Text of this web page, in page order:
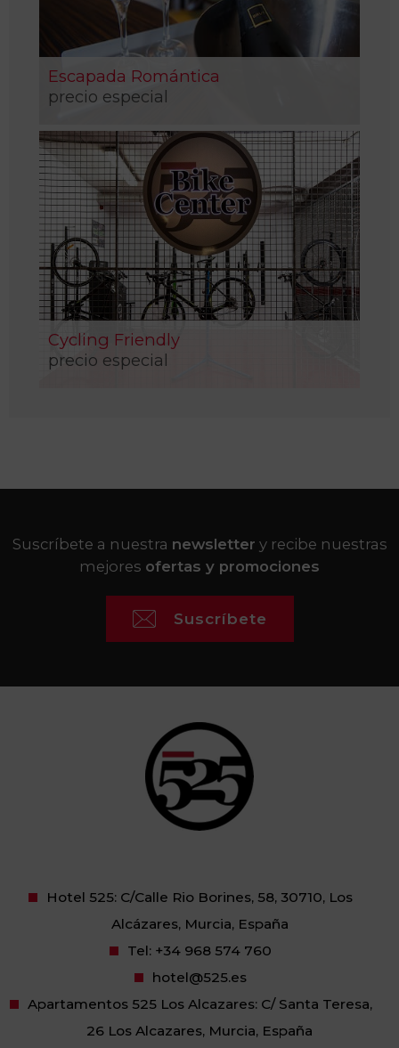
Escapada Romántica
precio especial
Cycling Friendly
precio especial
Suscríbete a nuestra newsletter y recibe nuestras
mejores ofertas y promociones
Suscríbete
Hotel 525: C/Calle Rio Borines, 58, 30710, Los
Alcázares, Murcia, España
Tel: +34 968 574 760
hotel@525.es
Apartamentos 525 Los Alcazares: C/ Santa Teresa,
26 Los Alcazares, Murcia, España